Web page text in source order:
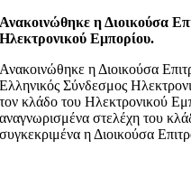
Ανακοινώθηκε η Διοικούσα
Ηλεκτρονικού Εμπορίου.
Ανακοινώθηκε η Διοικούσα
Ελληνικός Σύνδεσμος
τον κλάδο του Ηλεκτρονικού
αναγνωρισμένα στελέχη του
συγκεκριμένα η Διοικούσα